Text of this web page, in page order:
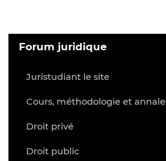
Forum juridique
Juristudiant le site
Cours, méthodologie et
Droit privé
Droit public